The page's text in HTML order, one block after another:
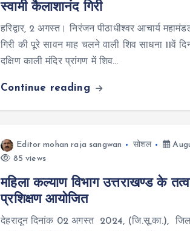
स्वामी कैलाशानंद गिरी
हरिद्वार, 2 अगस्त। निरंजन पीठाधीश्वर आचार्य
गिरी की पूरे सावन माह चलने वाली शिव साधना 11वें
दक्षिण काली मंदिर प्रांगण में शिव…
Continue reading
Editor mohan raja sangwan सोशल
85 views
महिला कल्याण विभाग उत्तराखण्ड के
प्रशिक्षण आयोजित
देहरादून दिनांक 02 अगस्त 2024, (जि.सू.का.),